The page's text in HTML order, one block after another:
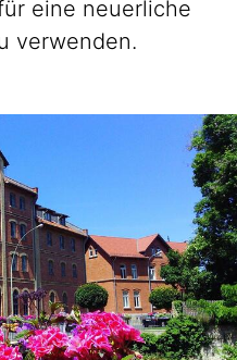
eine neuerliche
verwenden.